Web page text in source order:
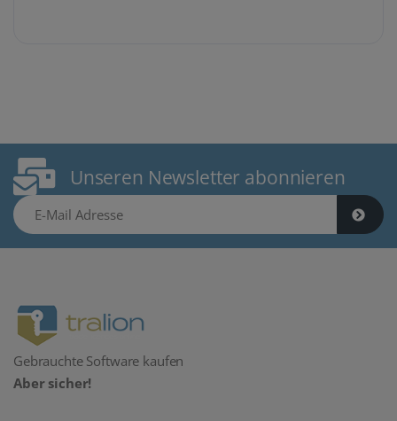
Unseren Newsletter abonnieren
E-Mail Adresse
Gebrauchte Software kaufen
Aber sicher!